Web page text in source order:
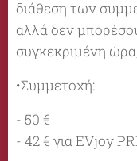
διάθεση των
αλλά δεν
συγκεκριμένη
•Συμμετοχή:
- 50 €
- 42 € για EVjoy